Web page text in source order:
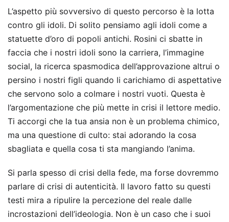
L’aspetto più sovversivo di questo percorso è la lotta
contro gli idoli. Di solito pensiamo agli idoli come a
statuette d’oro di popoli antichi. Rosini ci sbatte in
faccia che i nostri idoli sono la carriera, l’immagine
social, la ricerca spasmodica dell’approvazione altrui o
persino i nostri figli quando li carichiamo di aspettative
che servono solo a colmare i nostri vuoti. Questa è
l’argomentazione che più mette in crisi il lettore medio.
Ti accorgi che la tua ansia non è un problema chimico,
ma una questione di culto: stai adorando la cosa
sbagliata e quella cosa ti sta mangiando l’anima.
Si parla spesso di crisi della fede, ma forse dovremmo
parlare di crisi di autenticità. Il lavoro fatto su questi
testi mira a ripulire la percezione del reale dalle
incrostazioni dell’ideologia. Non è un caso che i suoi